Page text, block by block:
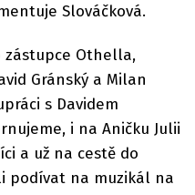
Slováčková.
Othella,
Gránský a Milan
s Davidem
i na Aničku Julii
a už na cestě do
podívat na muzikál na